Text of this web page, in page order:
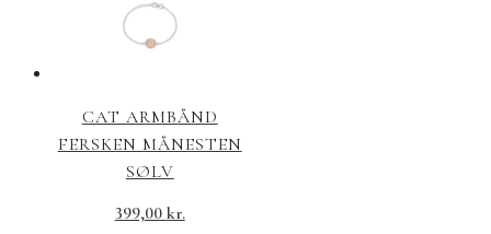
CAT ARMBÅND
FERSKEN MÅNESTEN
SØLV
399,00 kr.